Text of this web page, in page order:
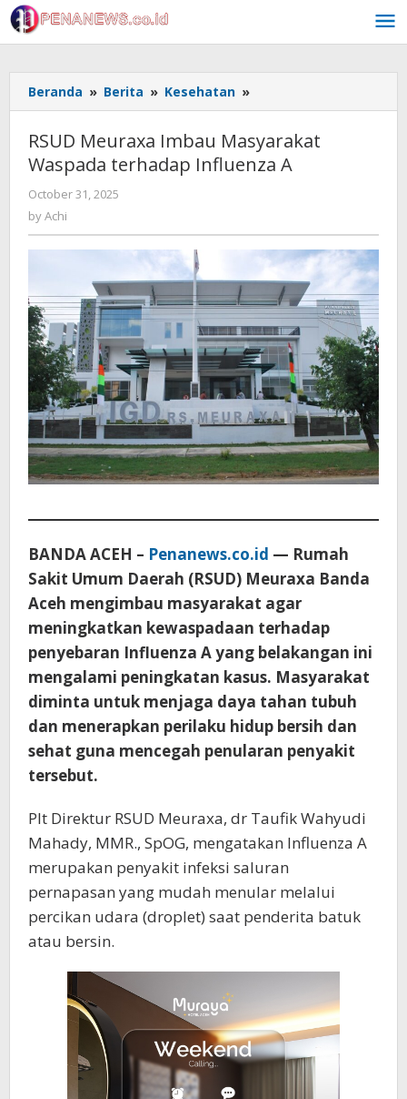
Skip
to
content
Beranda » Berita » Kesehatan »
Meuraxa
Masyarakat
Waspada
RSUD Meuraxa Imbau Masyarakat
Waspada terhadap Influenza A
October 31, 2025
byAchi
BANDA ACEH – Penanews.co.id — Rumah
Sakit Umum Daerah (RSUD) Meuraxa Banda
Aceh mengimbau masyarakat agar
meningkatkan kewaspadaan terhadap
penyebaran Influenza A yang belakangan ini
mengalami peningkatan kasus. Masyarakat
diminta untuk menjaga daya tahan tubuh
dan menerapkan perilaku hidup bersih dan
sehat guna mencegah penularan penyakit
tersebut.
Plt Direktur RSUD Meuraxa, dr Taufik Wahyudi
Mahady, MMR., SpOG, mengatakan Influenza A
merupakan penyakit infeksi saluran
pernapasan yang mudah menular melalui
percikan udara (droplet) saat penderita batuk
atau bersin.